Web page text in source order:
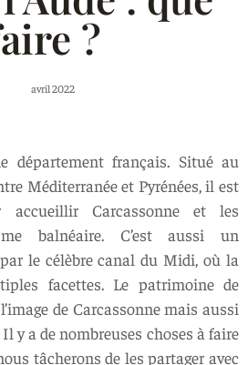
?
avril 2022
département français. Situé au
Méditerranée et Pyrénées, il est
Carcassonne et les
balnéaire. C’est aussi un
le célèbre canal du Midi, où la
facettes. Le patrimoine de
de Carcassonne mais aussi
y a de nombreuses choses à faire
tâcherons de les partager avec